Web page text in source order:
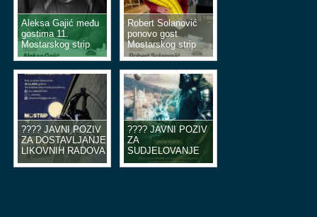
Aleksa Gajić među
gostima 11.
Mostarskog strip
vikenda
Robert Solanović
ponovo gost
Mostarskog strip
vikenda
???? JAVNI POZIV
ZA DOSTAVLJANJE
LIKOVNIH RADOVA
U OBLIKU
???? JAVNI POZIV
ZA
SUDJELOVANJE
NA EDUKACIJSKIM